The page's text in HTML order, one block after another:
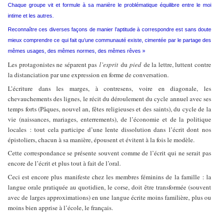
Chaque groupe vit et formule à sa manière le problématique équilibre entre le moi
intime et les autres.
Reconnaître ces diverses façons de manier l’aptitude à correspondre est sans doute
mieux comprendre ce qui fait qu’une communauté existe, cimentée par le partage des
mêmes usages, des mêmes normes, des mêmes rêves »
Les protagonistes ne séparent pas l’esprit du pied de la lettre, luttent contre
la distanciation par une expression en forme de conversation.
L’écriture dans les marges, à contresens, voire en diagonale, les
chevauchements des lignes, le récit du déroulement du cycle annuel avec ses
temps forts (Pâques, nouvel an, fêtes religieuses et des saints), du cycle de la
vie (naissances, mariages, enterrements), de l’économie et de la politique
locales : tout cela participe d’une lente dissolution dans l’écrit dont nos
épistoliers, chacun à sa manière, épousent et évitent à la fois le modèle.
Cette correspondance se présente souvent comme de l’écrit qui ne serait pas
encore de l’écrit et plus tout à fait de l’oral.
Ceci est encore plus manifeste chez les membres féminins de la famille : la
langue orale pratiquée au quotidien, le corse, doit être transformée (souvent
avec de larges approximations) en une langue écrite moins familière, plus ou
moins bien apprise à l’école, le français.